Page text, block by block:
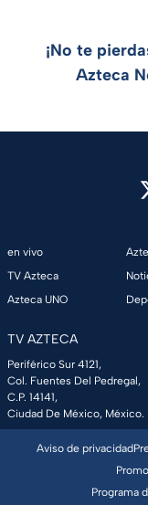
¡No te
Azteca
en vivo
TV Azteca
Azteca UNO
TV AZTECA
Periférico Sur 4121,
Col. Fuentes Del Pedregal,
C.P. 14141,
Ciudad De México, México.
Aviso de privacidad
Programa